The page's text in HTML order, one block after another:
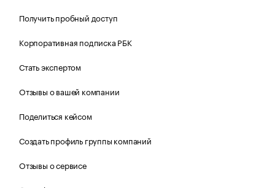
Получить пробный доступ
Корпоративная подписка РБК
Стать экспертом
Отзывы о вашей компании
Поделиться кейсом
Создать профиль группы компаний
Отзывы о сервисе